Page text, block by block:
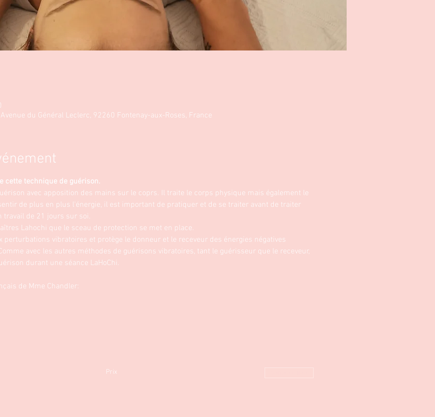
du Général Leclerc, 92260 Fontenay-aux-Roses, France
cette technique de guérison.
avec apposition des mains sur le coprs. Il traite le corps physique mais également le
de plus en plus l'énergie, il est important de pratiquer et de se traiter avant de traiter
travail de 21 jours sur soi.
Lahochi que le sceau de protection se met en place.
perturbations vibratoires et protège le donneur et le receveur des énergies négatives
avec les autres méthodes de guérisons vibratoires, tant le guérisseur que le receveur,
durant une séance LaHoChi.
de Mme Chandler:
Prix